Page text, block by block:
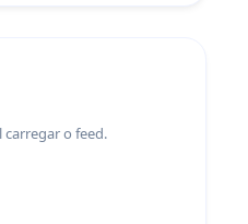
carregar o feed.